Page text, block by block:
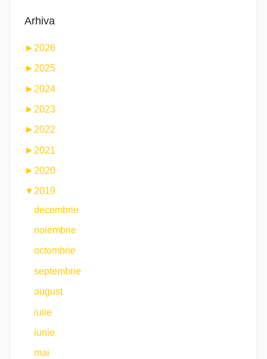
Arhiva
► 2026
► 2025
► 2024
► 2023
► 2022
► 2021
► 2020
▼2019
decembrie
noiembrie
octombrie
septembrie
august
iulie
iunie
mai